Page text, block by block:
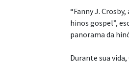
“Fanny J.
hinos gospel”,
panorama da
Durante sua